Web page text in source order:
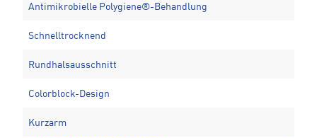
Antimikrobielle Polygiene®-Behandlung
Schnelltrocknend
Rundhalsausschnitt
Colorblock-Design
Kurzarm